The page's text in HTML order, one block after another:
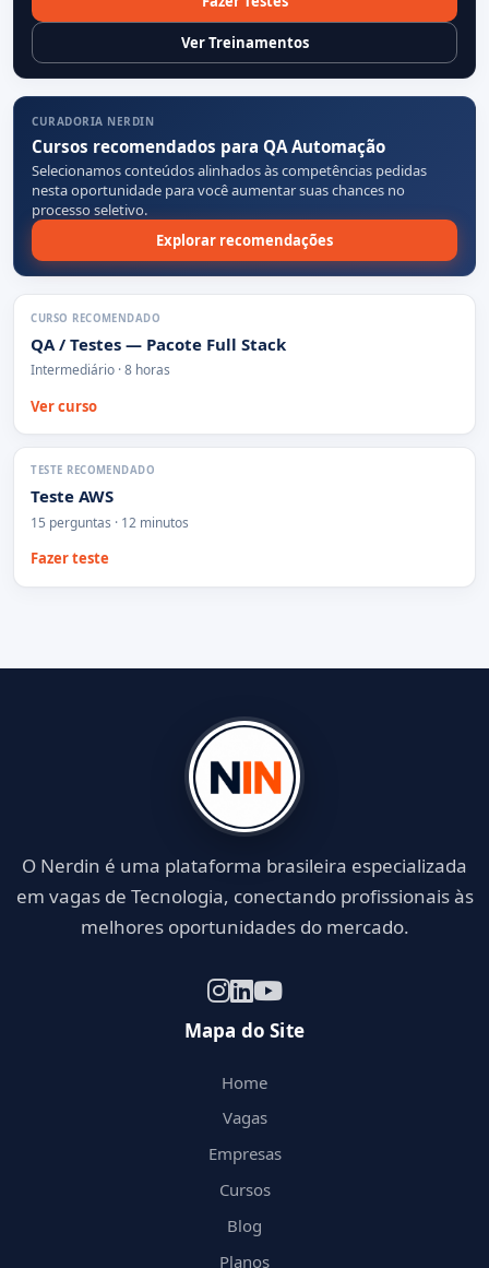
Ver Treinamentos
CURADORIA NERDIN
Cursos recomendados para QA Automação
Selecionamos conteúdos alinhados às competências pedidas
nesta oportunidade para você aumentar suas chances no
processo seletivo.
Explorar recomendações
CURSO RECOMENDADO
QA / Testes — Pacote Full Stack
Intermediário · 8 horas
Ver curso
TESTE RECOMENDADO
Teste AWS
15 perguntas · 12 minutos
Fazer teste
O Nerdin é uma plataforma brasileira especializada
em vagas de Tecnologia, conectando profissionais às
melhores oportunidades do mercado.
Mapa do Site
Home
Vagas
Empresas
Cursos
Blog
Planos